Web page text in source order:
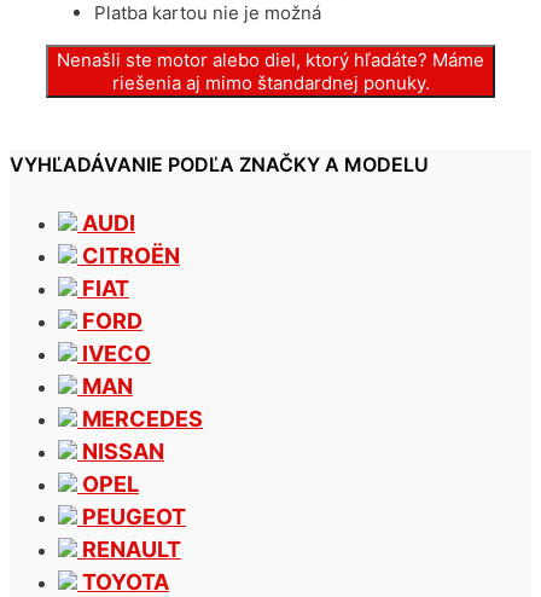
Platba kartou nie je možná
Nenašli ste motor alebo diel, ktorý hľadáte? Máme
riešenia aj mimo štandardnej ponuky.
VYHĽADÁVANIE PODĽA ZNAČKY A MODELU
AUDI
CITROËN
FIAT
FORD
IVECO
MAN
MERCEDES
NISSAN
OPEL
PEUGEOT
RENAULT
TOYOTA